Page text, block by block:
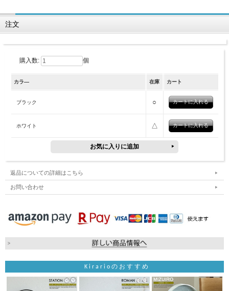
注文
購入数: 個
カラ― 在庫 カート
ブラック ○
ホワイト △
返品についての詳細はこちら
お問い合わせ
Kirarioのおすすめ